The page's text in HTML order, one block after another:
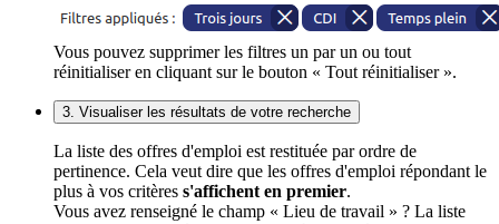
Vous pouvez supprimer les filtres un par un ou tout
réinitialiser en cliquant sur le bouton « Tout réinitialiser ».
3. Visualiser les résultats de votre recherche
La liste des offres d'emploi est restituée par ordre de
pertinence. Cela veut dire que les offres d'emploi répondant le
plus à vos critères s'affichent en premier.
Vous avez renseigné le champ « Lieu de travail » ? La liste